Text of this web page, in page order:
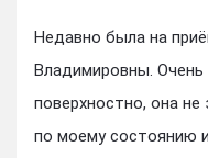
Недавно была на
Владимировны. Очень
поверхностно, она
по моему состоянию